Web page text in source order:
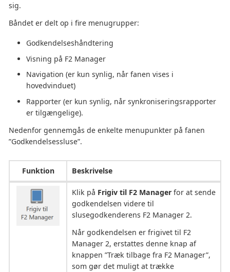
sig.
Båndet er delt op i fire menugrupper:
Godkendelseshåndtering
Visning på F2 Manager
Navigation (er kun synlig, når fanen vises i
hovedvinduet)
Rapporter (er kun synlig, når synkroniseringsrapporter
er tilgængelige).
Nedenfor gennemgås de enkelte menupunkter på fanen
”Godkendelsessluse”.
Funktion Beskrivelse
Klik på Frigiv til F2 Managerfor at sende
godkendelsen videre til
slusegodkenderens F2 Manager 2.
Når godkendelsen er frigivet til F2
Manager 2, erstattes denne knap af
knappen ”Træk tilbage fra F2 Manager”,
som gør det muligt at trække